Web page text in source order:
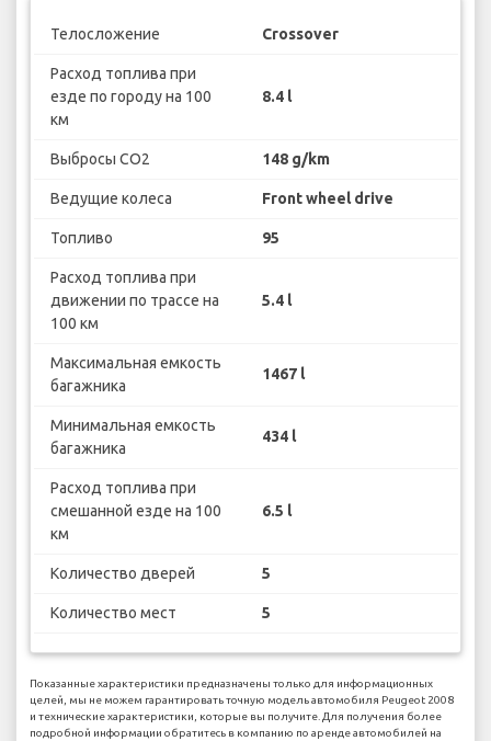
Телосложение Crossover
Расход топлива при
езде по городу на 100
км
8.4 l
Выбросы CO2 148 g/km
Ведущие колеса Front wheel drive
Топливо 95
Расход топлива при
движении по трассе на
100 км
5.4 l
Максимальная емкость
багажника
1467 l
Минимальная емкость
багажника
434 l
Расход топлива при
смешанной езде на 100
км
6.5 l
Количество дверей 5
Количество мест 5
Показанные характеристики предназначены только для информационных
целей, мы не можем гарантировать точную модель автомобиля Peugeot 2008
и технические характеристики, которые вы получите. Для получения более
подробной информации обратитесь в компанию по аренде автомобилей на